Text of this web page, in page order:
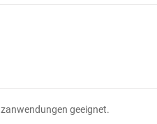
geeignet.